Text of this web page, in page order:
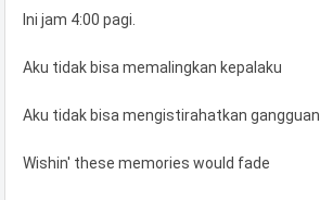
Ini jam 4:00 pagi.
Aku tidak bisa memalingkan kepalaku
Aku tidak bisa mengistirahatkan gangguan
Wishin' these memories would fade